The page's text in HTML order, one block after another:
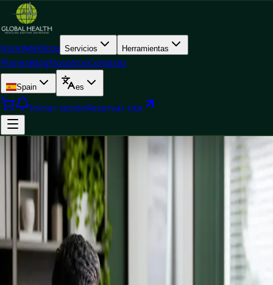
InicioMédicos Servicios Herramientas
PlanesBlogNosotrosContacto
Spain es
Iniciar sesiónReservar cita